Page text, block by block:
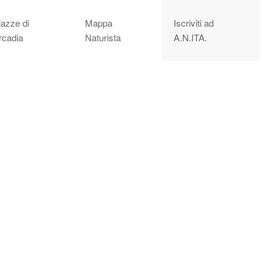
di
Mappa
Naturista
Iscriviti ad
A.N.ITA.